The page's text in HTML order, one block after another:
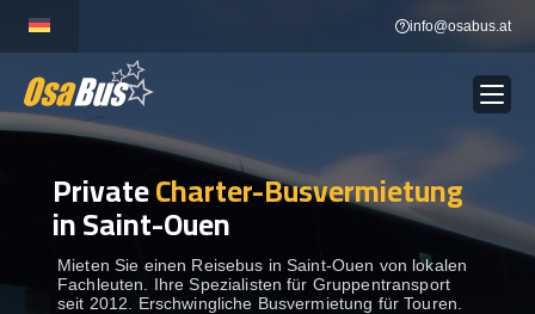
content
info@osabus.at
BUSVERMIETUNG Show dropdown
REISEZIELE Show dropdown
PrivateCharter-Busvermietung
in Saint-Ouen
Mieten Sie einen Reisebus in Saint-Ouen von lokalen
Fachleuten. Ihre Spezialisten für Gruppentransport
seit 2012. Erschwingliche Busvermietung für Touren.